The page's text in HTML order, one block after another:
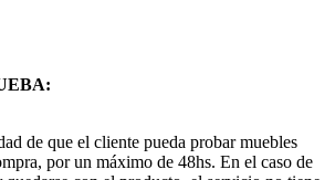
de que el cliente pueda probar muebles
por un máximo de 48hs. En el caso de